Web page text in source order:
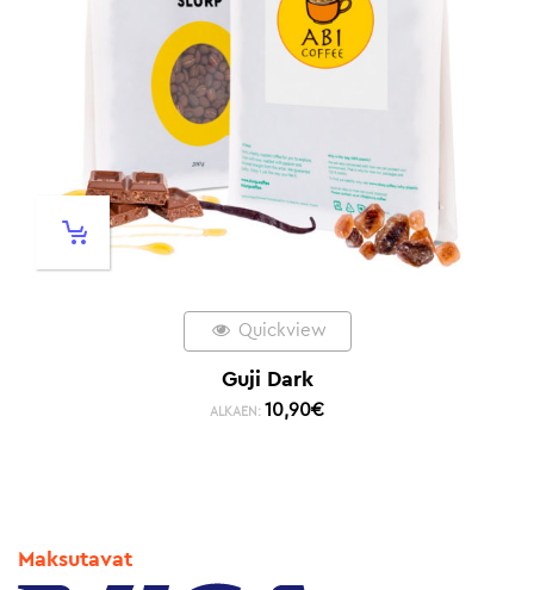
Quickview
Guji Dark
ALKAEN: 10,90€
Maksutavat